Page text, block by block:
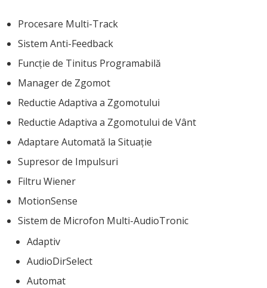
Procesare Multi-Track
Sistem Anti-Feedback
Funcție de Tinitus Programabilă
Manager de Zgomot
Reductie Adaptiva a Zgomotului
Reductie Adaptiva a Zgomotului de Vânt
Adaptare Automată la Situație
Supresor de Impulsuri
Filtru Wiener
MotionSense
Sistem de Microfon Multi-AudioTronic
Adaptiv
AudioDirSelect
Automat